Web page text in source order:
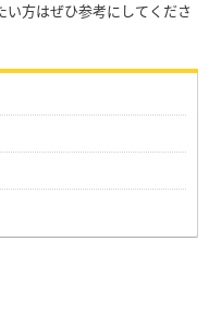
い方はぜひ参考にしてくださ